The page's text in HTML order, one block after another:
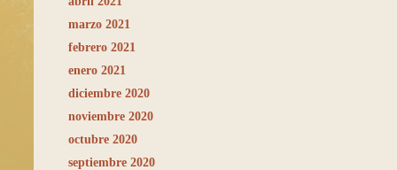
marzo 2021
febrero 2021
enero 2021
diciembre 2020
noviembre 2020
octubre 2020
septiembre 2020